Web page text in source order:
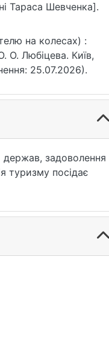
Тараса Шевченка].
на колесах) :
О. Любіцева. Київ,
25.07.2026).
держав, задоволення
туризму посідає
різні пересадки з
незабутні
віддалені та